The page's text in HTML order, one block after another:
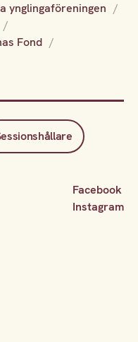
ynglingaföreningen
Fond
Facebook
Instagram